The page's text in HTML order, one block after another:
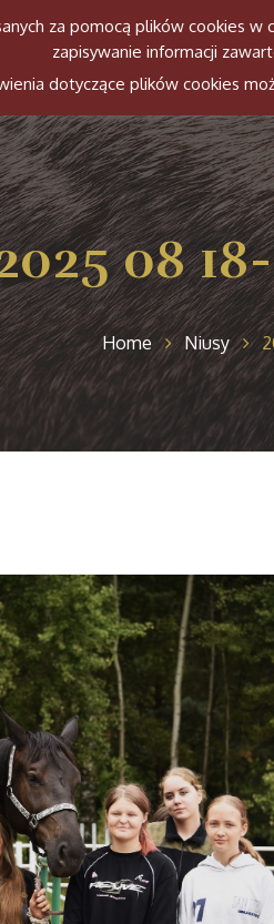
Witamy
08
Home Niusy
za pomocą plików cookies
zapisywanie informacji
dotyczące plików cookies